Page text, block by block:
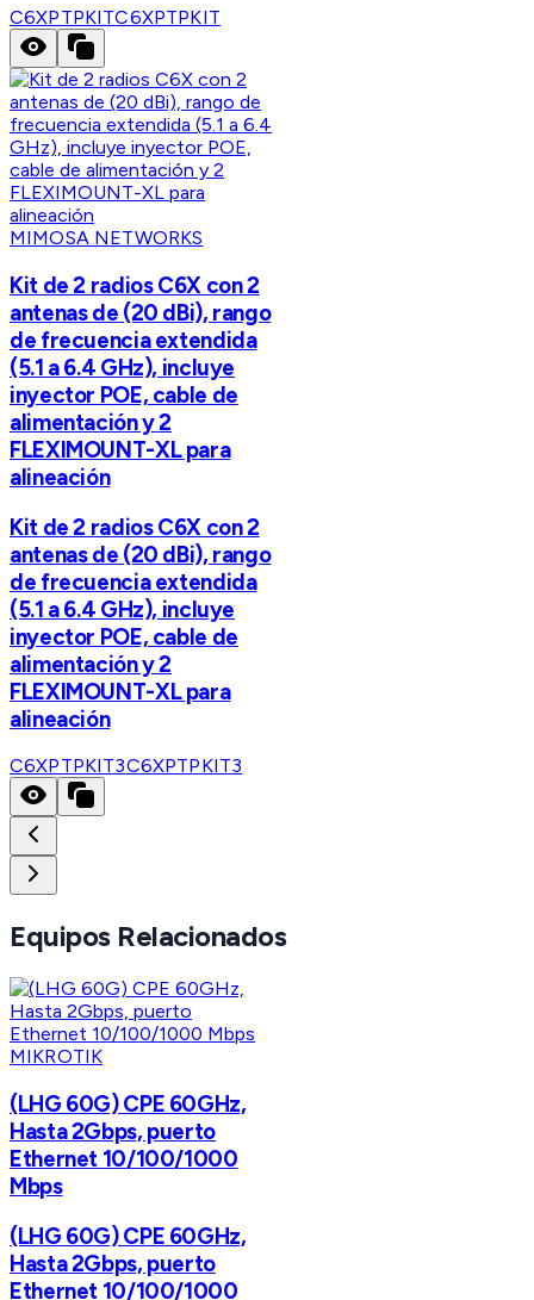
C6XPTPKITC6XPTPKIT
MIMOSA NETWORKS
Kit de 2 radios C6X con 2
antenas de (20 dBi), rango
de frecuencia extendida
(5.1 a 6.4 GHz), incluye
inyector POE, cable de
alimentación y 2
FLEXIMOUNT-XL para
alineación
Kit de 2 radios C6X con 2
antenas de (20 dBi), rango
de frecuencia extendida
(5.1 a 6.4 GHz), incluye
inyector POE, cable de
alimentación y 2
FLEXIMOUNT-XL para
alineación
C6XPTPKIT3C6XPTPKIT3
Equipos Relacionados
MIKROTIK
(LHG 60G) CPE 60GHz,
Hasta 2Gbps, puerto
Ethernet 10/100/1000
Mbps
(LHG 60G) CPE 60GHz,
Hasta 2Gbps, puerto
Ethernet 10/100/1000